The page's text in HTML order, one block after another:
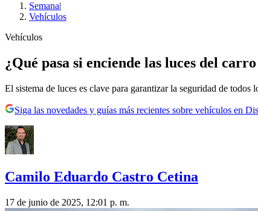
Semana|
Vehículos
Vehículos
¿Qué pasa si enciende las luces del
El sistema de luces es clave para garantizar la seguridad de todos
Siga las novedades y guías más recientes sobre vehículos en
Camilo Eduardo Castro Cetina
17 de junio de 2025, 12:01 p. m.